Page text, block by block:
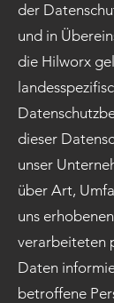
der
und in
die Hilworx
dieser
unser
über Art,
uns
verarbeiteten
Daten
betroffene